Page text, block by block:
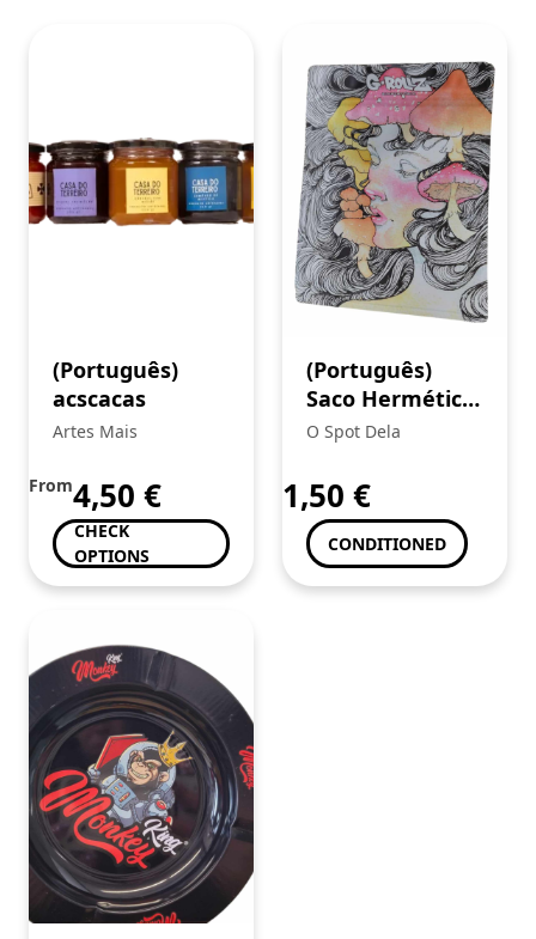
(Português)
acscacas
Artes Mais
From4,50 €
CHECK
OPTIONS
(Português)
Saco Hermético
“Mushroom
O Spot Dela
1,50 €
CONDITIONED